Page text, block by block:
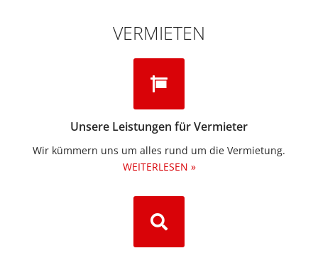
VERMIETEN
Unsere Leistungen für Vermieter
Wir kümmern uns um alles rund um die Vermietung.​
WEITERLESEN »